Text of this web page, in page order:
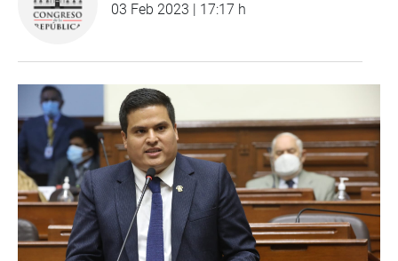
03 Feb 2023 | 17:17 h